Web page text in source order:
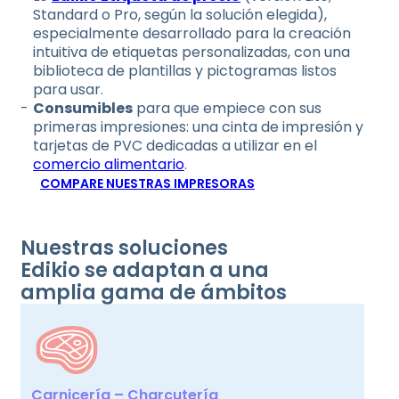
Standard o Pro, según la solución elegida),
especialmente desarrollado para la creación
intuitiva de etiquetas personalizadas, con una
biblioteca de plantillas y pictogramas listos
para usar.
Consumibles para que empiece con sus
primeras impresiones: una cinta de impresión y
tarjetas de PVC dedicadas a utilizar en el
comercio alimentario.
COMPARE NUESTRAS IMPRESORAS
Nuestras soluciones
Edikio se adaptan a una
amplia gama de ámbitos